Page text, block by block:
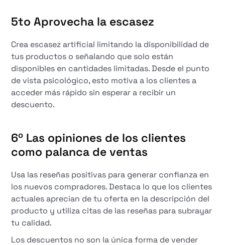
5toAprovecha la escasez
Crea escasez artificial limitando la disponibilidad de
tus productos o señalando que solo están
disponibles en cantidades limitadas. Desde el punto
de vista psicológico, esto motiva a los clientes a
acceder más rápido sin esperar a recibir un
descuento.
6º Las opiniones de los clientes
como palanca de ventas
Usa las reseñas positivas para generar confianza en
los nuevos compradores. Destaca lo que los clientes
actuales aprecian de tu oferta en la descripción del
producto y utiliza citas de las reseñas para subrayar
tu calidad.
Los descuentos no son la única forma de vender